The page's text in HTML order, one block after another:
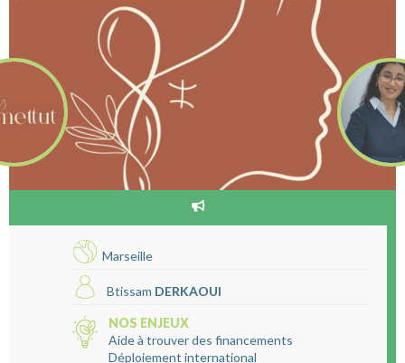
Marseille
Btissam DERKAOUI
NOS ENJEUX
Aide à trouver des financements
Déploiement international